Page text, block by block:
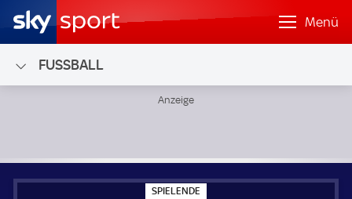
Menü
FUSSBALL
SPIELENDE